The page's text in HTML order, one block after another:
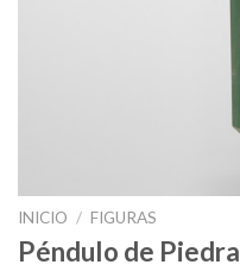
INICIO / FIGURAS
Péndulo de